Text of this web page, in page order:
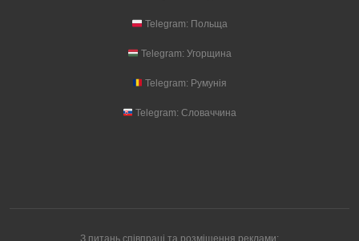
Telegram: Польща
Telegram: Угорщина
Telegram: Румунія
Telegram: Словаччина
З питань співпраці та розміщення реклами: